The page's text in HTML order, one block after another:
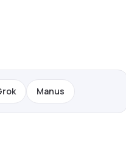
Manus